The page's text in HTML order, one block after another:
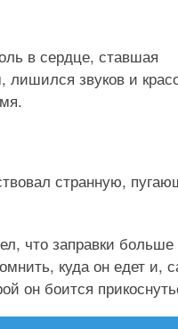
в сердце, ставшая
лишился звуков и
странную,
что заправки больше
куда он едет и,
он боится